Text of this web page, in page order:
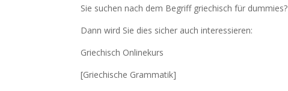
Sie suchen nach dem Begriff griechisch für dummies?
Dann wird Sie dies sicher auch interessieren:
Griechisch Onlinekurs
[Griechische Grammatik]